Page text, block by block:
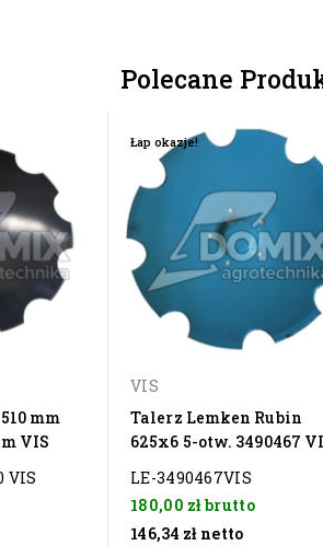
Polecane
mm
VIS
VIS
Łap okazje!
VIS
Talerz Lemken Rubin
625x6 5-otw. 3490467
LE-3490467VIS
180,00 złbrutto
146,34 zł netto